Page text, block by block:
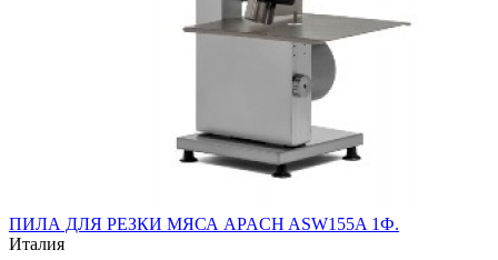
ПИЛА ДЛЯ РЕЗКИ МЯСА APACH ASW155A 1Ф.
Италия